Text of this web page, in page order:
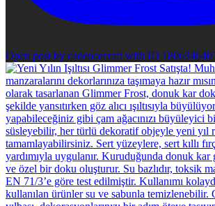
Open post by cadencecraft with ID